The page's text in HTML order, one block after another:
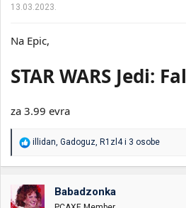
13.03.2023.
Na Epic,
STAR WARS Jedi:
za 3.99 evra
R
a
o
v
illidan, Gadoguz, R1zl4i 3 osobe
Babadzonka